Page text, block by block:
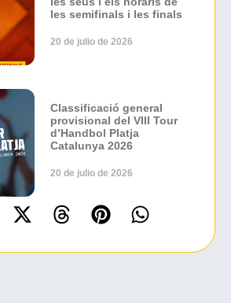
les semifinals i les finals
20 de julio de 2026
Classificació general
provisional del VIII Tour
d’Handbol Platja
Catalunya 2026
20 de julio de 2026